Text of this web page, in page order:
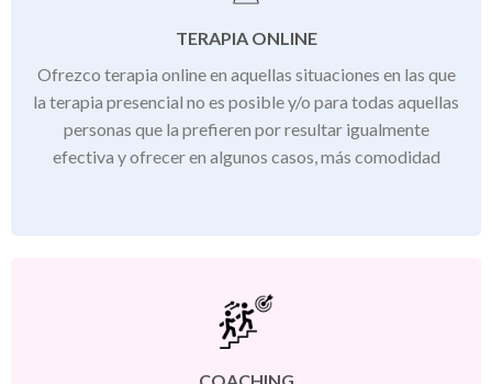
TERAPIA ONLINE
Ofrezco terapia online en aquellas situaciones en las que
la terapia presencial no es posible y/o para todas aquellas
personas que la prefieren por resultar igualmente
efectiva y ofrecer en algunos casos, más comodidad